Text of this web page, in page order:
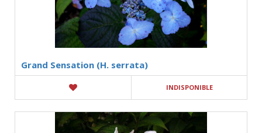
Grand Sensation (H. serrata)
INDISPONIBLE